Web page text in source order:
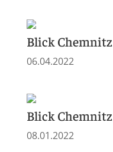
Blick Chemnitz
06.04.2022
Blick Chemnitz
08.01.2022